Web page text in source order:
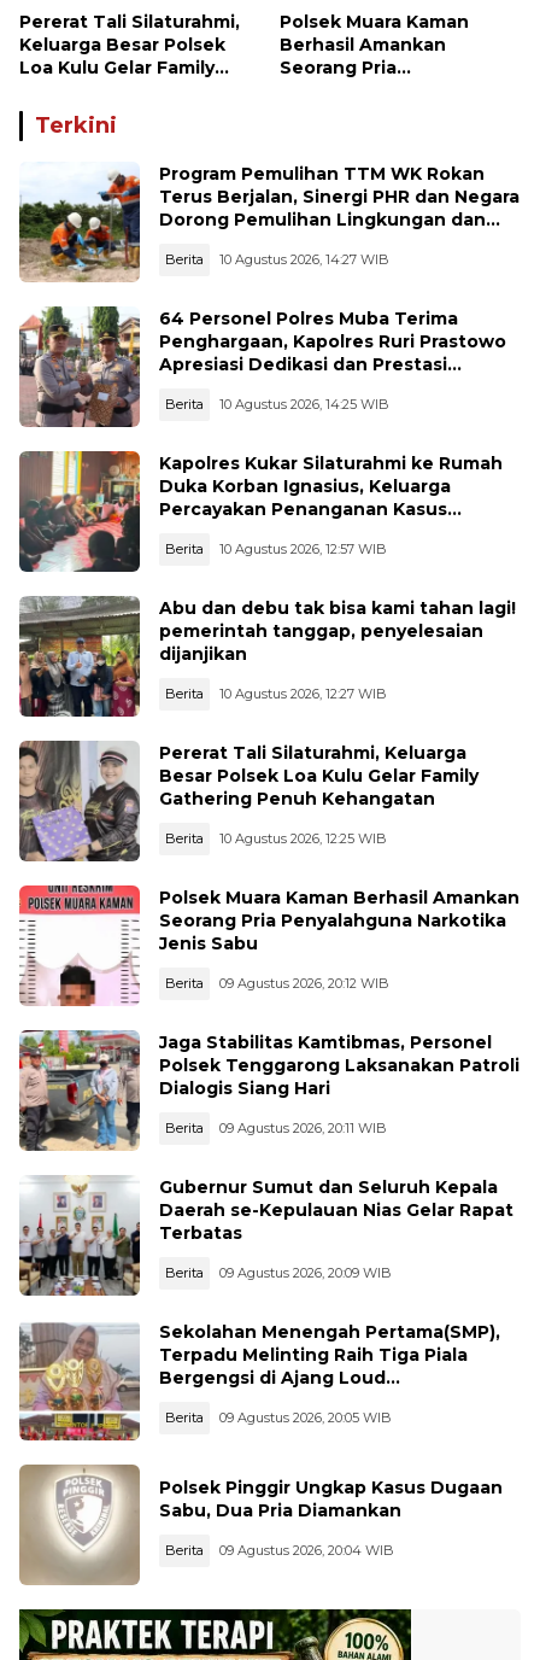
Pererat Tali Silaturahmi,
Keluarga Besar Polsek
Loa Kulu Gelar Family
Kehangatan
Polsek Muara Kaman
Berhasil Amankan
Seorang Pria
Terkini
Program Pemulihan TTM WK Rokan
Terus Berjalan, Sinergi PHR dan Negara
Dorong Pemulihan Lingkungan dan
Berita 10 Agustus 2026, 14:27 WIB
64 Personel Polres Muba Terima
Penghargaan, Kapolres Ruri Prastowo
Apresiasi Dedikasi dan Prestasi
Berita 10 Agustus 2026, 14:25 WIB
Kapolres Kukar Silaturahmi ke Rumah
Duka Korban Ignasius, Keluarga
Percayakan Penanganan Kasus
Berita 10 Agustus 2026, 12:57 WIB
Abu dan debu tak bisa kami tahan lagi!
pemerintah tanggap, penyelesaian
dijanjikan
Berita 10 Agustus 2026, 12:27 WIB
Pererat Tali Silaturahmi, Keluarga
Besar Polsek Loa Kulu Gelar Family
Gathering Penuh Kehangatan
Berita 10 Agustus 2026, 12:25 WIB
Polsek Muara Kaman Berhasil Amankan
Seorang Pria Penyalahguna Narkotika
Jenis Sabu
Berita 09 Agustus 2026, 20:12 WIB
Jaga Stabilitas Kamtibmas, Personel
Polsek Tenggarong Laksanakan Patroli
Dialogis Siang Hari
Berita 09 Agustus 2026, 20:11 WIB
Gubernur Sumut dan Seluruh Kepala
Daerah se-Kepulauan Nias Gelar Rapat
Terbatas
Berita 09 Agustus 2026, 20:09 WIB
Sekolahan Menengah Pertama(SMP),
Terpadu Melinting Raih Tiga Piala
Bergengsi di Ajang Loud
Berita 09 Agustus 2026, 20:05 WIB
Polsek Pinggir Ungkap Kasus Dugaan
Sabu, Dua Pria Diamankan
Berita 09 Agustus 2026, 20:04 WIB